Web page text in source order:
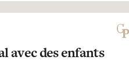
avec des enfants